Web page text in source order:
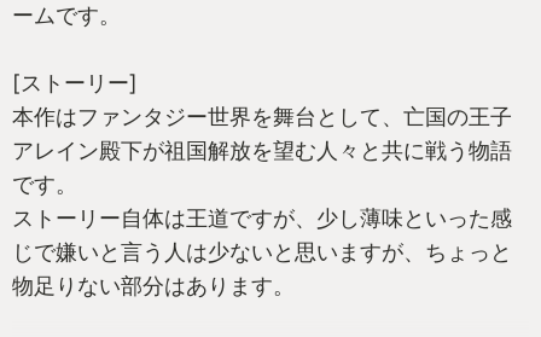
ームです。
[ストーリー]
本作はファンタジー世界を舞台として、亡国の王子
アレイン殿下が祖国解放を望む人々と共に戦う物語
です。
ストーリー自体は王道ですが、少し薄味といった感
じで嫌いと言う人は少ないと思いますが、ちょっと
物足りない部分はあります。